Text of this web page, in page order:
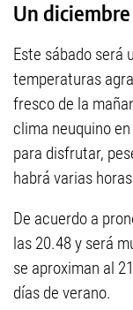
Un
Este sábado será
temperaturas
fresco de la
clima neuquino
para disfrutar,
habrá varias
De acuerdo a
las 20.48 y será
se aproximan al
días de verano.